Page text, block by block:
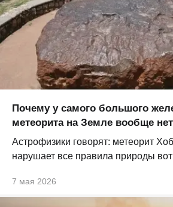
Почему у самого большого
метеорита на Земле вообще
Астрофизики говорят: метеорит
нарушает все правила природы вот
7 мая 2026